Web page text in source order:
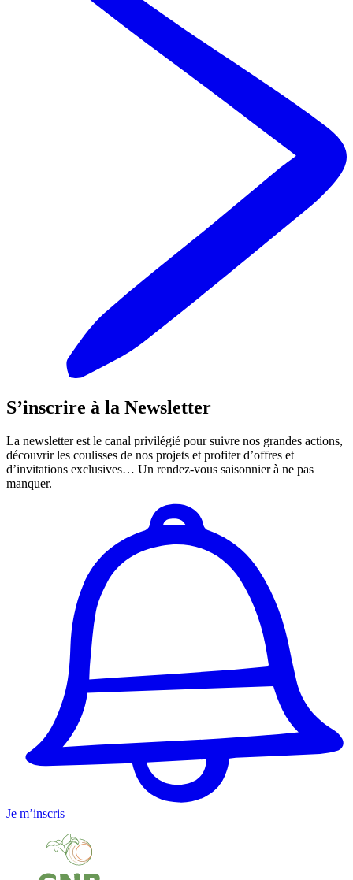
S’inscrire à la Newsletter
La newsletter est le canal privilégié pour suivre nos grandes actions,
découvrir les coulisses de nos projets et profiter d’offres et
d’invitations exclusives… Un rendez-vous saisonnier à ne pas
manquer.
Je m’inscris